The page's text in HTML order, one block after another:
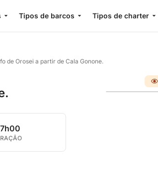
Tipos de barcos Tipos de charter
de Orosei a partir de Cala Gonone.
7h00